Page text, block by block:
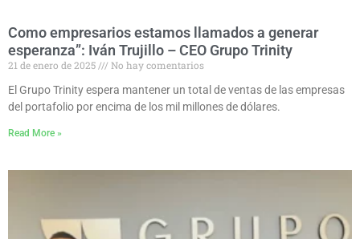
Como empresarios estamos llamados a generar
esperanza”: Iván Trujillo – CEO Grupo Trinity
21 de enero de 2025
No hay comentarios
El Grupo Trinity espera mantener un total de ventas de las empresas
del portafolio por encima de los mil millones de dólares.
Read More »